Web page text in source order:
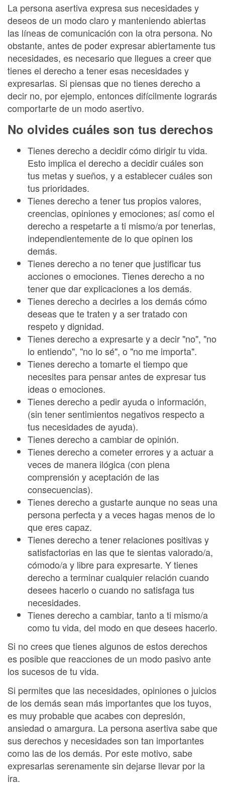
La persona asertiva expresa sus necesidades y
deseos de un modo claro y manteniendo abiertas
las líneas de comunicación con la otra persona. No
obstante, antes de poder expresar abiertamente tus
necesidades, es necesario que llegues a creer que
tienes el derecho a tener esas necesidades y
expresarlas. Si piensas que no tienes derecho a
decir no, por ejemplo, entonces difícilmente lograrás
comportarte de un modo asertivo.
No olvides cuáles son tus derechos
Tienes derecho a decidir cómo dirigir tu vida.
Esto implica el derecho a decidir cuáles son
tus metas y sueños, y a establecer cuáles son
tus prioridades.
Tienes derecho a tener tus propios valores,
creencias, opiniones y emociones; así como el
derecho a respetarte a ti mismo/a por tenerlas,
independientemente de lo que opinen los
demás.
Tienes derecho a no tener que justificar tus
acciones o emociones. Tienes derecho a no
tener que dar explicaciones a los demás.
Tienes derecho a decirles a los demás cómo
deseas que te traten y a ser tratado con
respeto y dignidad.
Tienes derecho a expresarte y a decir "no", "no
lo entiendo", "no lo sé", o "no me importa".
Tienes derecho a tomarte el tiempo que
necesites para pensar antes de expresar tus
ideas o emociones.
Tienes derecho a pedir ayuda o información,
(sin tener sentimientos negativos respecto a
tus necesidades de ayuda).
Tienes derecho a cambiar de opinión.
Tienes derecho a cometer errores y a actuar a
veces de manera ilógica (con plena
comprensión y aceptación de las
consecuencias).
Tienes derecho a gustarte aunque no seas una
persona perfecta y a veces hagas menos de lo
que eres capaz.
Tienes derecho a tener relaciones positivas y
satisfactorias en las que te sientas valorado/a,
cómodo/a y libre para expresarte. Y tienes
derecho a terminar cualquier relación cuando
desees hacerlo o cuando no satisfaga tus
necesidades.
Tienes derecho a cambiar, tanto a ti mismo/a
como tu vida, del modo en que desees hacerlo.
Si no crees que tienes algunos de estos derechos
es posible que reacciones de un modo pasivo ante
los sucesos de tu vida.
Si permites que las necesidades, opiniones o juicios
de los demás sean más importantes que los tuyos,
es muy probable que acabes con depresión,
ansiedad o amargura. La persona asertiva sabe que
sus derechos y necesidades son tan importantes
como las de los demás. Por este motivo, sabe
expresarlas serenamente sin dejarse llevar por la
ira.